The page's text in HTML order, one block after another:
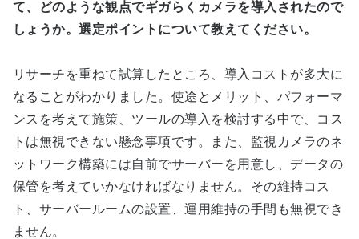
て、どのような観点でギガらくカメラを導入されたので
しょうか。選定ポイントについて教えてください。
リサーチを重ねて試算したところ、導入コストが多大に
なることがわかりました。使途とメリット、パフォーマ
ンスを考えて施策、ツールの導入を検討する中で、コス
トは無視できない懸念事項です。また、監視カメラのネ
ットワーク構築には自前でサーバーを用意し、データの
保管を考えていかなければなりません。その維持コス
ト、サーバールームの設置、運用維持の手間も無視でき
ません。